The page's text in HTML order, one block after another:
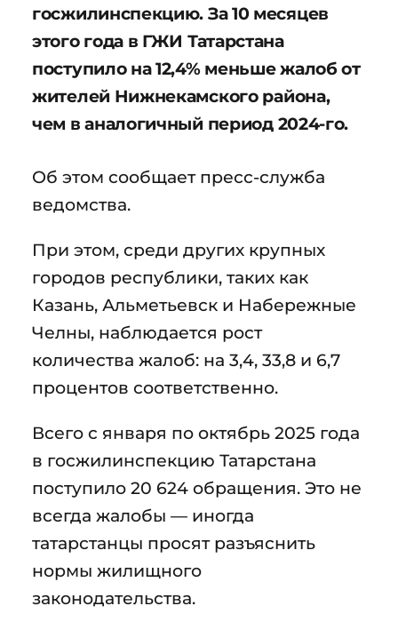
госжилинспекцию. За 10 месяцев
этого года в ГЖИ Татарстана
поступило на 12,4% меньше жалоб от
жителей Нижнекамского района,
чем в аналогичный период 2024-го.
Об этом сообщает пресс-служба
ведомства.
При этом, среди других крупных
городов республики, таких как
Казань, Альметьевск и Набережные
Челны, наблюдается рост
количества жалоб: на 3,4, 33,8 и 6,7
процентов соответственно.
Всего с января по октябрь 2025 года
в госжилинспекцию Татарстана
поступило 20 624 обращения. Это не
всегда жалобы — иногда
татарстанцы просят разъяснить
нормы жилищного
законодательства.